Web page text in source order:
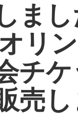
ま
リ
チ
売